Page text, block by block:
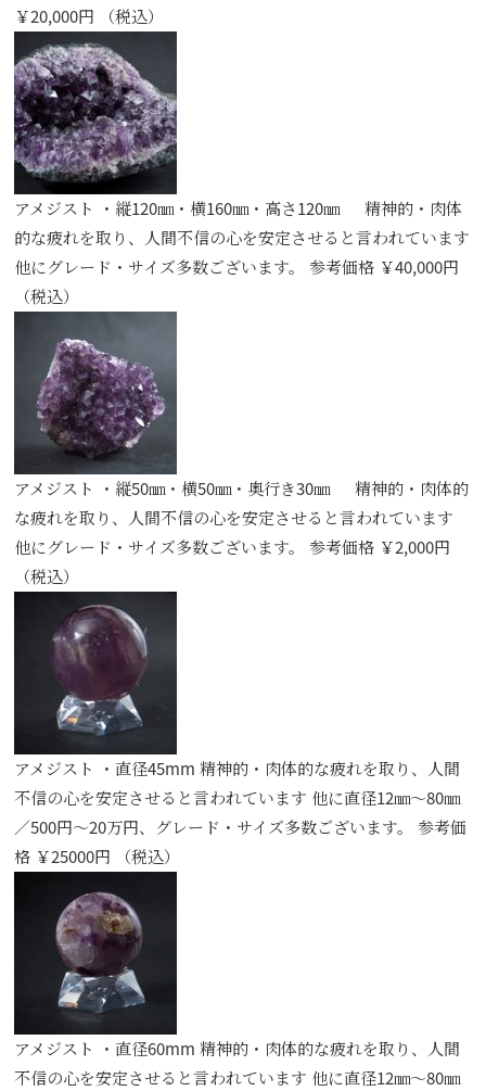
￥20,000円 （税込）
アメジスト ・縦120㎜・横160㎜・高さ120㎜ 精神的・肉体
的な疲れを取り、人間不信の心を安定させると言われています
他にグレード・サイズ多数ございます。 参考価格 ￥40,000円
（税込）
アメジスト ・縦50㎜・横50㎜・奥行き30㎜ 精神的・肉体的
な疲れを取り、人間不信の心を安定させると言われています
他にグレード・サイズ多数ございます。 参考価格 ￥2,000円
（税込）
アメジスト ・直径45mm 精神的・肉体的な疲れを取り、人間
不信の心を安定させると言われています 他に直径12㎜～80㎜
／500円～20万円、グレード・サイズ多数ございます。 参考価
格 ￥25000円 （税込）
アメジスト ・直径60mm 精神的・肉体的な疲れを取り、人間
不信の心を安定させると言われています 他に直径12㎜～80㎜